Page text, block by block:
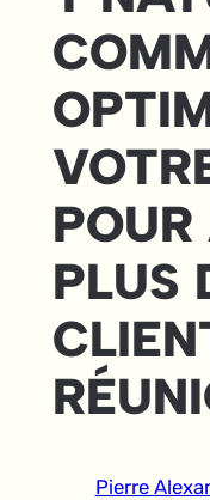
PLUS
Pierre